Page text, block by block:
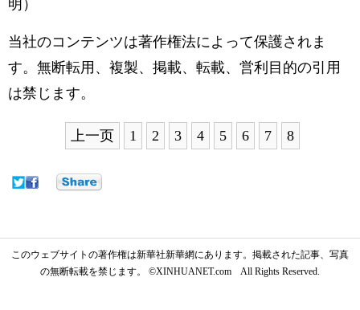
明）
当社のコンテンツは著作権法によって保護されま
す。無断転用、複製、掲載、転載、営利目的の引用
は禁じます。
上一页 1 2 3 4 5 6 7 8
このウェブサイトの著作権は新華社新華網にあります。掲載された記事、写真
の無断転載を禁じます。 ©XINHUANET.com All Rights Reserved.